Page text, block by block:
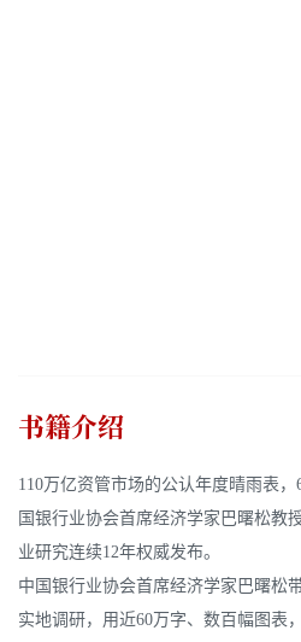
书籍介绍
110万亿资管市场的公认年度晴雨表
国银行业协会首席经济学家巴曙松教
业研究连续12年权威发布。
中国银行业协会首席经济学家巴曙松
实地调研，用近60万字、数百幅图表